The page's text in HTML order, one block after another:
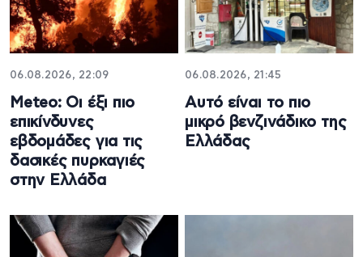
06.08.2026, 22:09
Meteo: Οι έξι πιο
επικίνδυνες
εβδομάδες για τις
δασικές πυρκαγιές
στην Ελλάδα
06.08.2026, 21:45
Αυτό είναι το πιο
μικρό βενζινάδικο της
Ελλάδας